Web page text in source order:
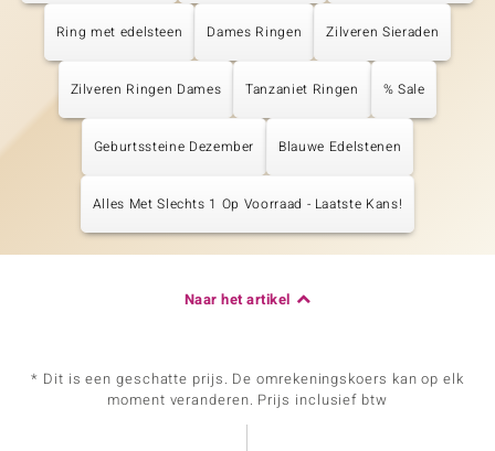
Ring met edelsteen Dames Ringen Zilveren Sieraden
Zilveren Ringen Dames Tanzaniet Ringen % Sale
Geburtssteine Dezember Blauwe Edelstenen
Alles Met Slechts 1 Op Voorraad - Laatste Kans!
Naar het artikel
* Dit is een geschatte prijs. De omrekeningskoers kan op elk
moment veranderen. Prijs inclusief btw